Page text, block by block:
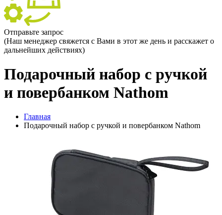
Отправьте запрос
(Наш менеджер свяжется с Вами в этот же день и расскажет о
дальнейших действиях)
Подарочный набор с ручкой
и повербанком Nathom
Главная
Подарочный набор с ручкой и повербанком Nathom